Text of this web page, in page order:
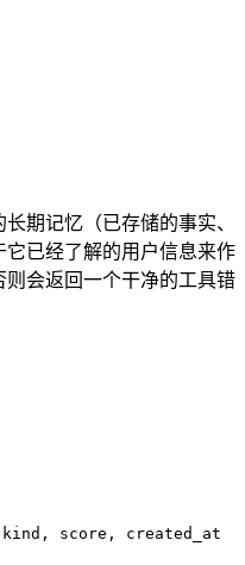
期记忆（已存储的事实、
已经了解的用户信息来作
会返回一个干净的工具错
score, created_at